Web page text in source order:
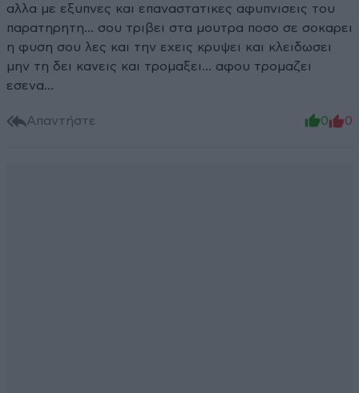
αλλα με εξυπνες και επαναστατικες αφυπνισεις του
παρατηρητη... σου τριβει στα μουτρα ποσο σε σοκαρει
η φυση σου λες και την εχεις κρυψει και κλειδωσει
μην τη δει κανεις και τρομαξει... αφου τρομαζει
εσενα...
Απαντήστε 0 0